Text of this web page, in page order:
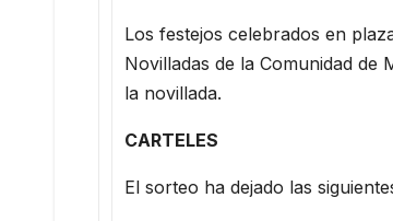
Los festejos celebrados en
Novilladas de la Comunidad de
la novillada.
CARTELES
El sorteo ha dejado las